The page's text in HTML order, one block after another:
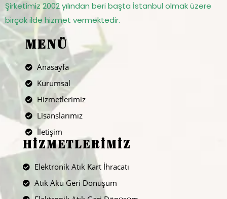
Şirketimiz 2002 yılından beri başta İstanbul olmak üzere
birçok ilde hizmet vermektedir.
MENÜ
Anasayfa
Kurumsal
Hizmetlerimiz
Lisanslarımız
İletişim
HİZMETLERİMİZ
Elektronik Atık Kart İhracatı
Atık Akü Geri Dönüşüm